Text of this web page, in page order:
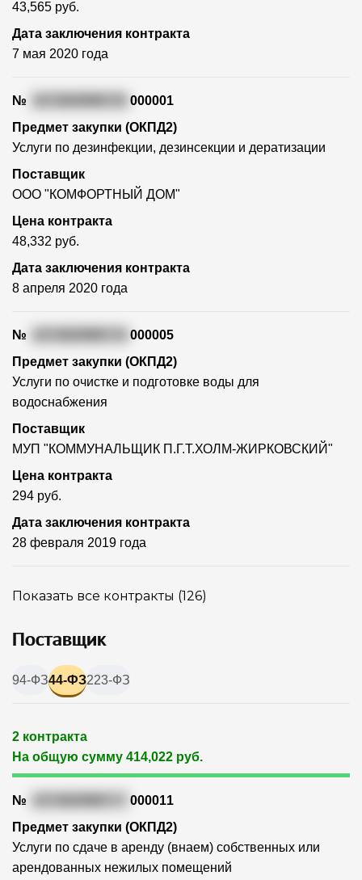
43,565 руб.
Дата заключения контракта
7 мая 2020 года
№
000001
Предмет закупки (ОКПД2)
Услуги по дезинфекции, дезинсекции и дератизации
Поставщик
ООО "КОМФОРТНЫЙ ДОМ"
Цена контракта
48,332 руб.
Дата заключения контракта
8 апреля 2020 года
№
000005
Предмет закупки (ОКПД2)
Услуги по очистке и подготовке воды для
водоснабжения
Поставщик
МУП "КОММУНАЛЬЩИК П.Г.Т.ХОЛМ-ЖИРКОВСКИЙ"
Цена контракта
294 руб.
Дата заключения контракта
28 февраля 2019 года
Показать все контракты (126)
Поставщик
94-ФЗ44-ФЗ223-ФЗ
2 контракта
На общую сумму 414,022 руб.
№
000011
Предмет закупки (ОКПД2)
Услуги по сдаче в аренду (внаем) собственных или
арендованных нежилых помещений